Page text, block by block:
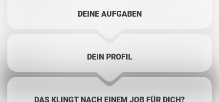
DEINE AUFGABEN
DEIN PROFIL
DAS KLINGT NACH EINEM JOB FÜR DICH?